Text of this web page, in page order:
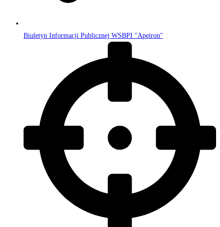
Biuletyn Informacji Publicznej WSBPI "Apeiron"